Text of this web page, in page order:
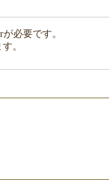
必要です。
。